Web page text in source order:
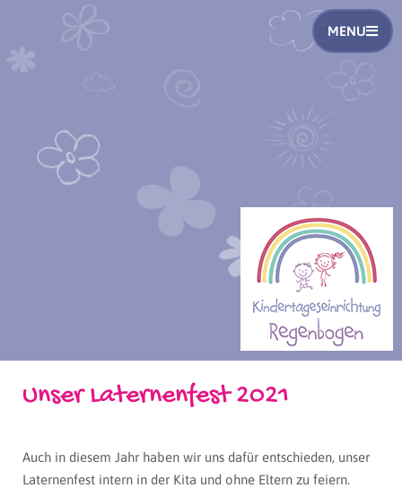
MENU
Unser Laternenfest 2021
Auch in diesem Jahr haben wir uns dafür entschieden, unser
Laternenfest intern in der Kita und ohne Eltern zu feiern.